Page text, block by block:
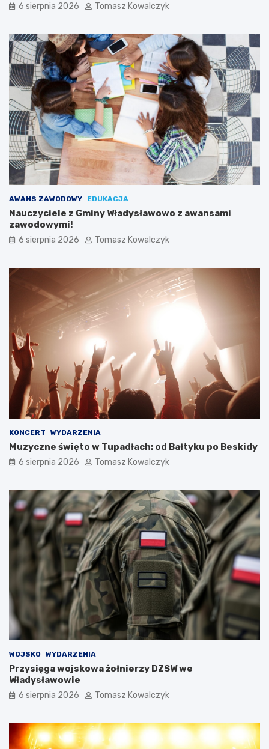
6 sierpnia 2026 Tomasz Kowalczyk
AWANS ZAWODOWY EDUKACJA
Nauczyciele z Gminy Władysławowo z awansami
zawodowymi!
6 sierpnia 2026 Tomasz Kowalczyk
KONCERT WYDARZENIA
Muzyczne święto w Tupadłach: od Bałtyku po Beskidy
6 sierpnia 2026 Tomasz Kowalczyk
WOJSKO WYDARZENIA
Przysięga wojskowa żołnierzy DZSW we
Władysławowie
6 sierpnia 2026 Tomasz Kowalczyk